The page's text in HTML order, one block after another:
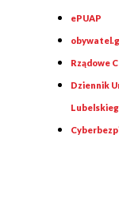
ePUAP
Rządowe
Dziennik